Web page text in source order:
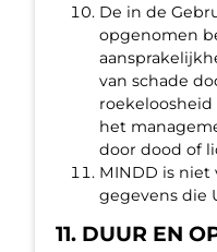
De in de
opgenomen
van schade
het
door dood of
MINDD is niet
gegevens die
11. DUUR EN